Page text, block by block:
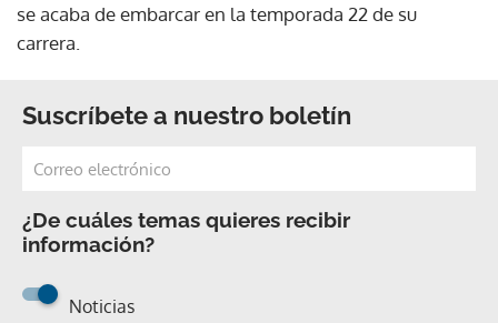
se acaba de embarcar en la temporada 22 de su
carrera.
Suscríbete a nuestro boletín
¿De cuáles temas quieres recibir
información?
Noticias